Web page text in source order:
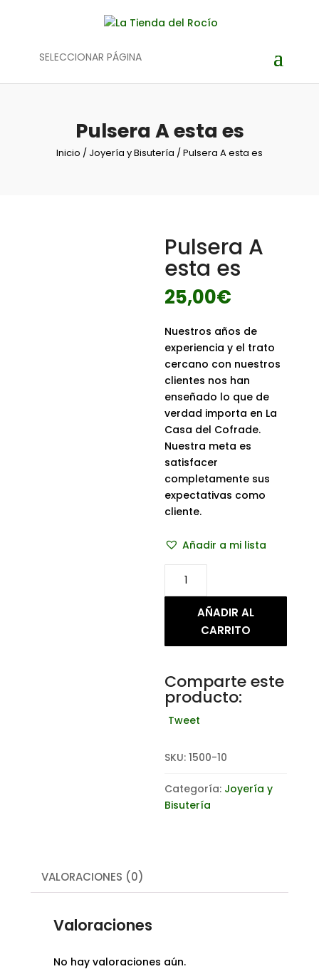
SELECCIONAR PÁGINA
Pulsera A esta es
Inicio / Joyería y Bisutería / Pulsera A esta es
Pulsera A
esta es
25,00€
Nuestros años de
experiencia y el trato
cercano con nuestros
clientes nos han
enseñado lo que de
verdad importa en La
Casa del Cofrade.
Nuestra meta es
satisfacer
completamente sus
expectativas como
cliente.
Añadir a mi lista
cantidad
AÑADIR AL
CARRITO
Comparte este
producto:
Tweet
SKU:1500-10
Categoría: Joyería y
Bisutería
VALORACIONES (0)
Valoraciones
No hay valoraciones aún.